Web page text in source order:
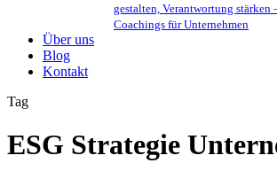
gestalten, Verantwortung stärken
Coachings für Unternehmen
Über uns
Blog
Kontakt
Tag
ESG Strategie